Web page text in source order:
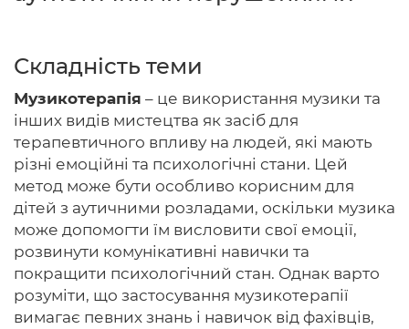
Складність теми
Музикотерапія – це використання музики та
інших видів мистецтва як засіб для
терапевтичного впливу на людей, які мають
різні емоційні та психологічні стани. Цей
метод може бути особливо корисним для
дітей з аутичними розладами, оскільки музика
може допомогти їм висловити свої емоції,
розвинути комунікативні навички та
покращити психологічний стан. Однак варто
розуміти, що застосування музикотерапії
вимагає певних знань і навичок від фахівців,
Авторам
Умови
Вхiд